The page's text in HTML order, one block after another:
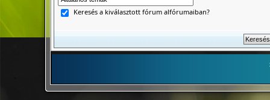
Keresés a kiválasztott fórum alfórumaiban?